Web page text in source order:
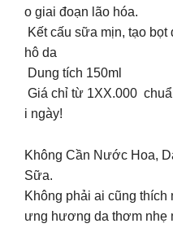
o giai đoạn lão hóa.
Kết cấu sữa mịn, tạo
hô da
Dung tích 150ml
Giá chỉ từ 1XX.000
i ngày!
Không Cần Nước Hoa,
Sữa.
Không phải ai cũng
ưng hương da thơm